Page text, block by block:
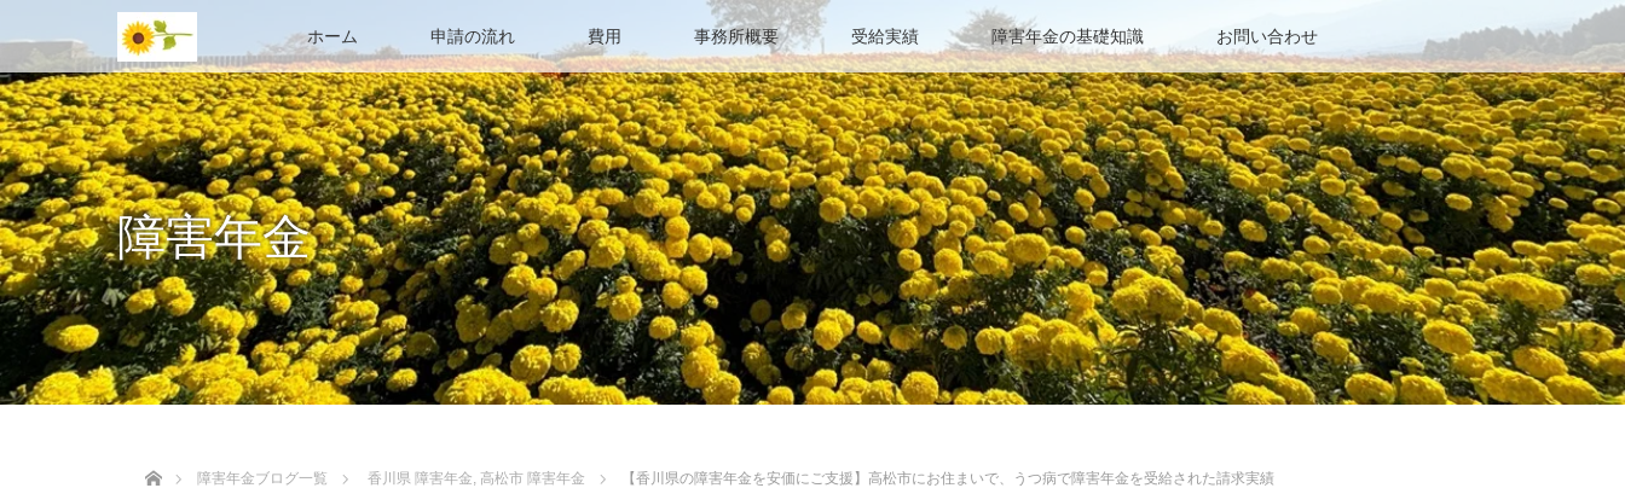
ホーム 申請の流れ 費用 事務所概要 受給実績 障害年金の基礎知識 お問い合わせ
障害年金
障害年金ブログ一覧
香川県 障害年金, 高松市 障害年金 【香川県の障害年金を安価にご支援】高松市にお住まいで、うつ病で障害年金を受給された請求実績